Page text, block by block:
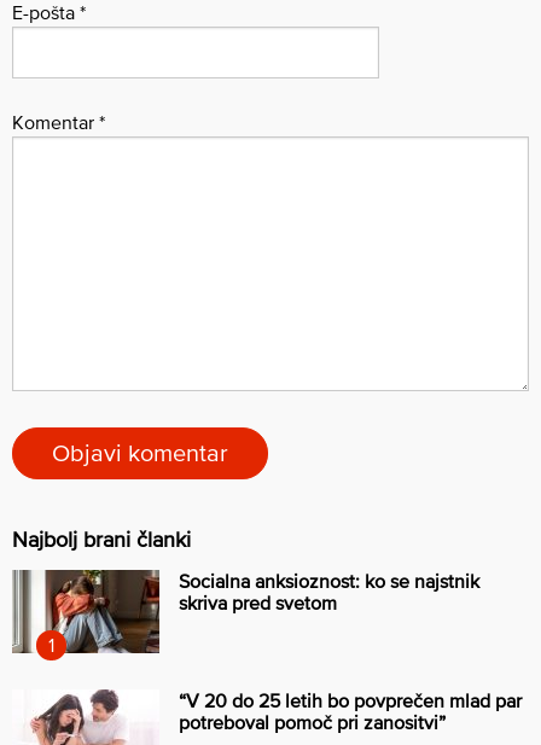
E-pošta *
Komentar *
Najbolj brani članki
Socialna anksioznost: ko se najstnik
skriva pred svetom
“V 20 do 25 letih bo povprečen mlad par
potreboval pomoč pri zanositvi”